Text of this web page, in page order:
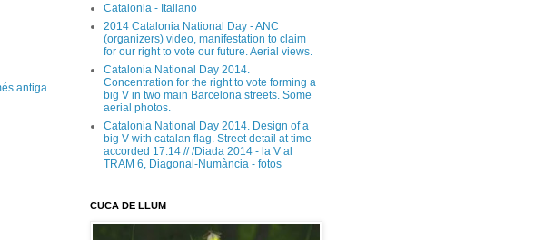
antiga
Catalonia - Italiano
2014 Catalonia National Day - ANC
(organizers) video, manifestation to claim
for our right to vote our future. Aerial views.
Catalonia National Day 2014.
Concentration for the right to vote forming a
big V in two main Barcelona streets. Some
aerial photos.
Catalonia National Day 2014. Design of a
big V with catalan flag. Street detail at time
accorded 17:14 // /Diada 2014 - la V al
TRAM 6, Diagonal-Numància - fotos
CUCA DE LLUM